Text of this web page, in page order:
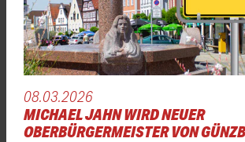
08.03.2026
MICHAEL JAHN WIRD NEUER
OBERBÜRGERMEISTER VON